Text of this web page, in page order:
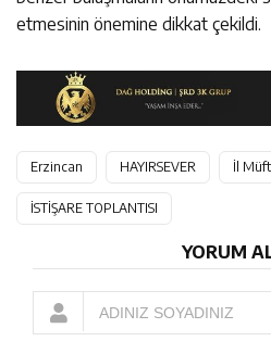
etmesinin önemine dikkat çekildi.
Erzincan HAYIRSEVER İl
İSTİŞARE TOPLANTISI
YORUM